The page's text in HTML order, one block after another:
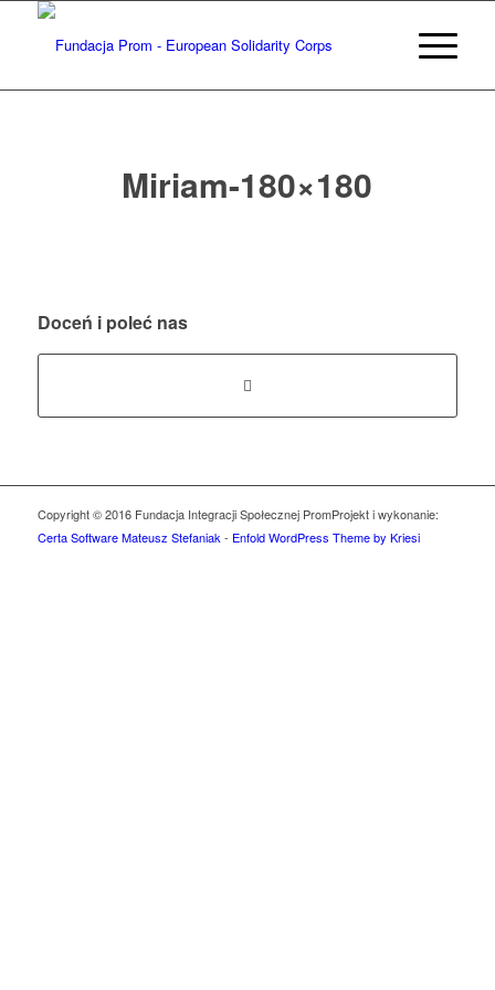
Miriam-180×180
Doceń i poleć nas
Copyright © 2016 Fundacja Integracji Społecznej PromProjekt i wykonanie:
Certa Software Mateusz Stefaniak- Enfold WordPress Theme by Kriesi